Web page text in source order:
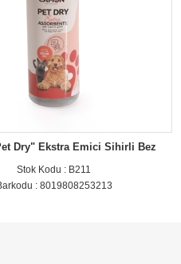
Dry" Ekstra Emici Sihirli Bez
Stok Kodu : B211
: 8019808253213